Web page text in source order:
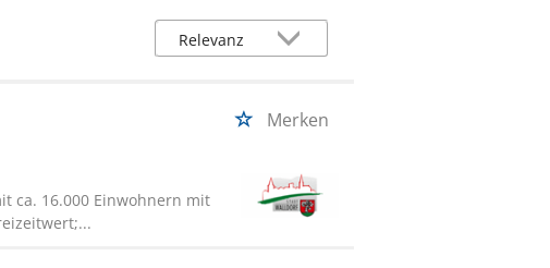
Merken
ca. 16.000 Einwohnern mit